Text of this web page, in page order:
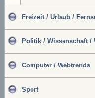
Freizeit / Urlaub /
Politik / Wissenschaft /
Computer / Webtrends
Sport